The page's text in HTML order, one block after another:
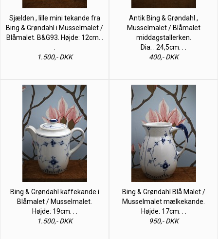
Sjælden , lille mini tekande fra
Bing & Grøndahl i Musselmalet /
Blåmalet. B&G93. Højde: 12cm. .
1.500,- DKK
Antik Bing & Grøndahl ,
Musselmalet / Blåmalet
middagstallerken.
Dia. : 24,5cm. . .
400,- DKK
Bing & Grøndahl kaffekande i
Blåmalet / Musselmalet.
Højde: 19cm. . .
1.500,- DKK
Bing & Grøndahl Blå Malet /
Musselmalet mælkekande.
Højde: 17cm. . .
950,- DKK